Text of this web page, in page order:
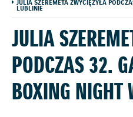
JULIA SZEREMETA ZWYCIĘŻYŁA
LUBLINIE
JULIA
PODCZAS 32.
BOXING NIGHT